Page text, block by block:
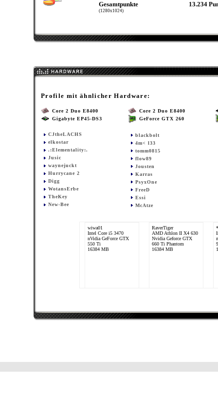
Gesamtpunkte
(1280x1024)
13.234
Profile mit ähnlicher Hardware:
Core 2 Duo E8400
Gigabyte EP45-DS3
CJtheLACHS
elkostar
.:Elementality:.
Jusic
waynejuckt
Hurrycane 2
Digg
WotansErbe
TheKey
New-Bee
Core 2 Duo E8400
GeForce GTX 260
blackbolt
4m< l33
tomm0815
flow89
Jousten
Karras
PsyxOne
FreeD
Essi
McAtze
wiwa01
Intel Core i5 3470
nVidia GeForce GTX
550 Ti
16384 MB
RaverTiger
AMD Athlon II X4 630
Nvidia Geforce GTX
660 Ti Phantom
16384 MB
nVidia GeForce GTX
470 AMP
4096 MB